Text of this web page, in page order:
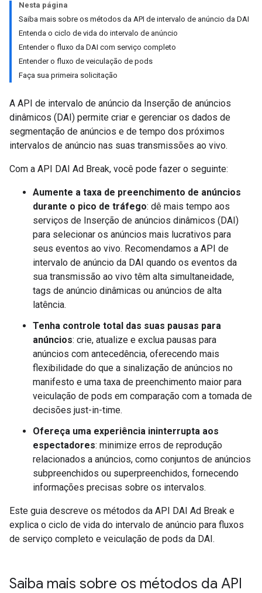
Nesta página
Saiba mais sobre os métodos da API de intervalo de anúncio da DAI
Entenda o ciclo de vida do intervalo de anúncio
Entender o fluxo da DAI com serviço completo
Entender o fluxo de veiculação de pods
Faça sua primeira solicitação
A API de intervalo de anúncio da Inserção de anúncios
dinâmicos (DAI) permite criar e gerenciar os dados de
segmentação de anúncios e de tempo dos próximos
intervalos de anúncio nas suas transmissões ao vivo.
Com a API DAI Ad Break, você pode fazer o seguinte:
Aumente a taxa de preenchimento de anúncios
durante o pico de tráfego: dê mais tempo aos
serviços de Inserção de anúncios dinâmicos (DAI)
para selecionar os anúncios mais lucrativos para
seus eventos ao vivo. Recomendamos a API de
intervalo de anúncio da DAI quando os eventos da
sua transmissão ao vivo têm alta simultaneidade,
tags de anúncio dinâmicas ou anúncios de alta
latência.
Tenha controle total das suas pausas para
anúncios: crie, atualize e exclua pausas para
anúncios com antecedência, oferecendo mais
flexibilidade do que a sinalização de anúncios no
manifesto e uma taxa de preenchimento maior para
veiculação de pods em comparação com a tomada de
decisões just-in-time.
Ofereça uma experiência ininterrupta aos
espectadores: minimize erros de reprodução
relacionados a anúncios, como conjuntos de anúncios
subpreenchidos ou superpreenchidos, fornecendo
informações precisas sobre os intervalos.
Este guia descreve os métodos da API DAI Ad Break e
explica o ciclo de vida do intervalo de anúncio para fluxos
de serviço completo e veiculação de pods da DAI.
Saiba mais sobre os métodos da API